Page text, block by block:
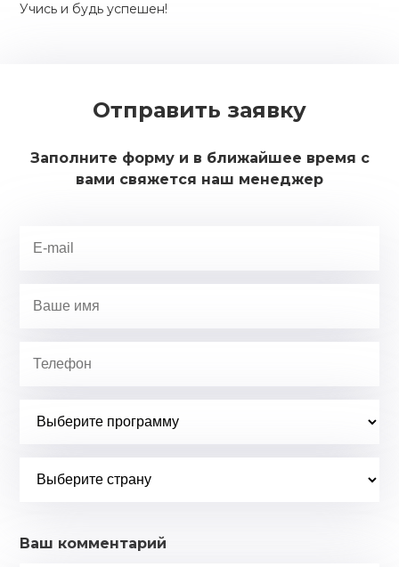
Учись и будь успешен!
Отправить заявку
Заполните форму и в ближайшее время с
вами свяжется наш менеджер
Ваш комментарий